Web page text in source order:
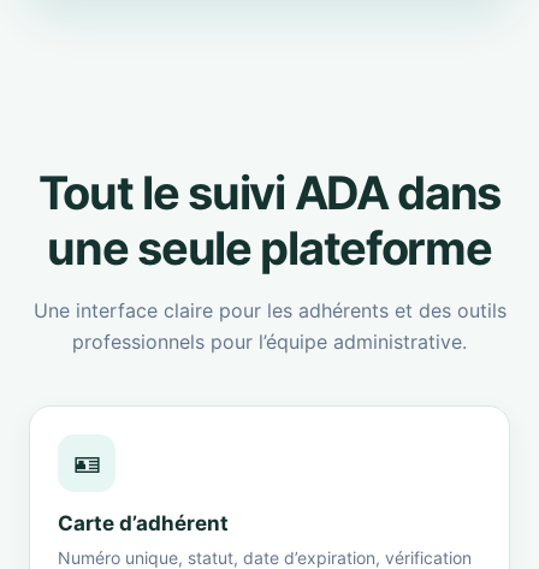
Tout le suivi ADA dans
une seule plateforme
Une interface claire pour les adhérents et des outils
professionnels pour l’équipe administrative.
🪪
Carte d’adhérent
Numéro unique, statut, date d’expiration, vérification